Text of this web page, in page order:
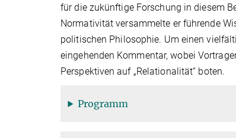
für die zukünftige Forschung in diesem
Normativität versammelte er führende
politischen Philosophie. Um einen
eingehenden Kommentar, wobei
Perspektiven auf „Relationalität“ boten.
Programm